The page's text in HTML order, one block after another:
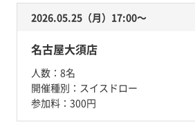
2026.05.25（月）17:00〜
名古屋大須店
人数： 8名
開催種別： スイスドロー
参加料： 300円